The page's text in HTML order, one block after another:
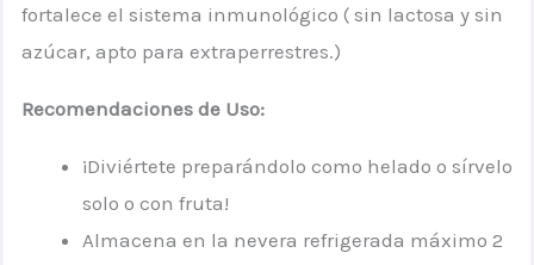
fortalece el sistema inmunológico ( sin lactosa y sin
azúcar, apto para extraperrestres.)
Recomendaciones de Uso:
¡Diviértete preparándolo como helado o sírvelo
solo o con fruta!
Almacena en la nevera refrigerada máximo 2